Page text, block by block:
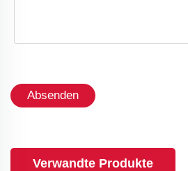
Absenden
Verwandte Produkte